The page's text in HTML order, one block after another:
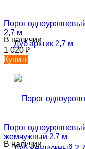
Порог
2,7 м
В наличии
1 020₽
Купить
Порог
жемчужный 2,7 м
В наличии